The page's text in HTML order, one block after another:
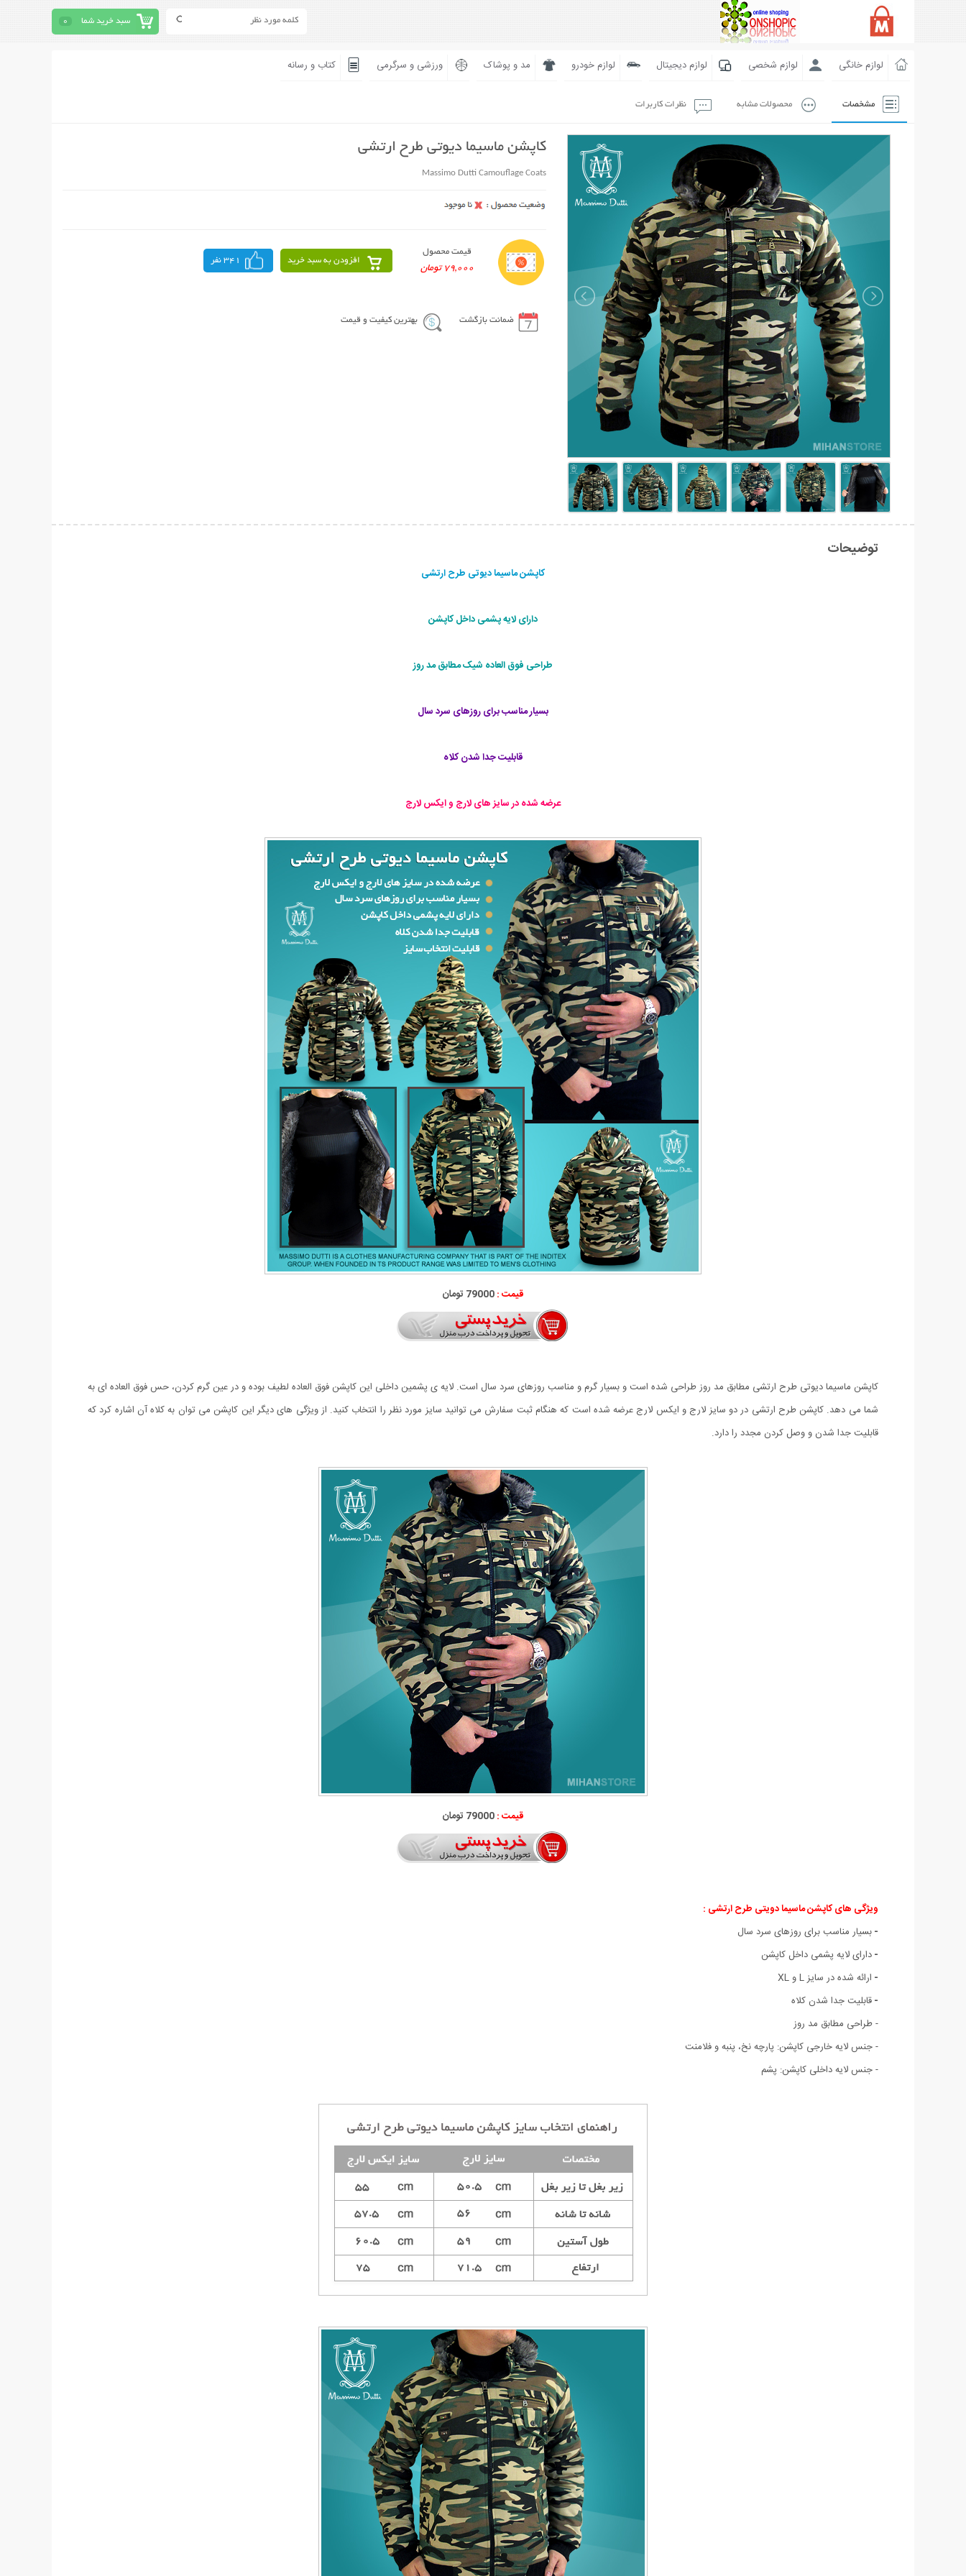
سبد خرید شما 0
لوازم خانگی لوازم شخصی لوازم دیجیتال لوازم خودرو مد و پوشاک ورزشی و سرگرمی کتاب و رسانه
مشخصات محصولات مشابه نظرات کاربرات
کاپشن ماسیما دیوتی طرح ارتشی
Massimo Dutti Camouflage Coats
قیمت محصول
79,000 تومان
افزودن به سبد خرید 341 نفر
ضمانت بازگشت بهترین کیفیت و قیمت
توضیحات
کاپشن ماسیما دیوتی طرح ارتشی
دارای لایه پشمی داخل کاپشن
طراحی فوق العاده شیک مطابق مد روز
بسیار مناسب برای روزهای سرد سال
قابلیت جدا شدن کلاه
عرضه شده در سایز های لارج و ایکس لارج
قیمت :79000 تومان
کاپشن ماسیما دیوتی طرح ارتشی مطابق مد روز طراحی شده است و بسیار گرم و مناسب روزهای سرد سال است. لایه ی پشمین داخلی این کاپشن فوق العاده لطیف بوده و در عین گرم کردن، حس فوق العاده ای به
شما می دهد. کاپشن طرح ارتشی در دو سایز لارج و ایکس لارج عرضه شده است که هنگام ثبت سفارش می توانید سایز مورد نظر را انتخاب کنید. از ویژگی های دیگر این کاپشن می توان به کلاه آن اشاره کرد که
قابلیت جدا شدن و وصل کردن مجدد را دارد.
قیمت :79000 تومان
ویژگی های کاپشن ماسیما دویتی طرح ارتشی :
-بسیار مناسب برای روزهای سرد سال
-دارای لایه پشمی داخل کاپشن
- ارائه شده در سایز L و XL
-قابلیت جدا شدن کلاه
- طراحی مطابق مد روز
- جنس لایه خارجی کاپشن: پارچه نخ، پنبه و فلامنت
- جنس لایه داخلی کاپشن: پشم